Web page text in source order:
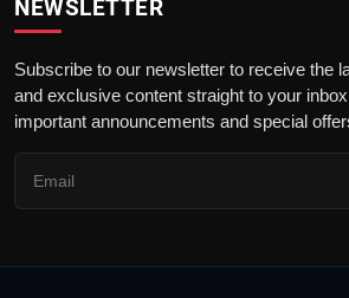
NEWSLETTER
Subscribe to our newsletter to receive the
and exclusive content straight to your
important announcements and special